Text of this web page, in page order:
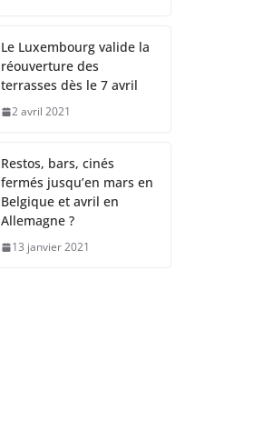
Le Luxembourg valide la
réouverture des
terrasses dès le 7 avril
2 avril 2021
Restos, bars, cinés
fermés jusqu’en mars en
Belgique et avril en
Allemagne ?
13 janvier 2021